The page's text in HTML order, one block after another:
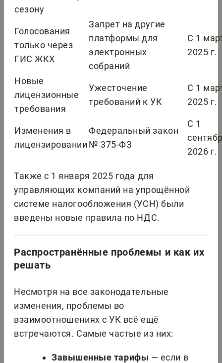
сезону
Голосования
только через
ГИС ЖКХ
Запрет на другие
платформы для
электронных
собраний
С 1
2025 г.
Новые
лицензионные
требования
Ужесточение
требований к УК
С 1
2025 г.
Изменения в
лицензировании
Федеральный закон
№ 375-ФЗ
С 1
2026 г.
Также с 1 января 2025 года для
управляющих компаний на упрощённой
системе налогообложения (УСН) были
введены новые правила по НДС.
Распространённые проблемы и как их
решать
Несмотря на все законодательные
изменения, проблемы во
взаимоотношениях с УК всё ещё
встречаются. Самые частые из них:
Завышенные тарифы — если в